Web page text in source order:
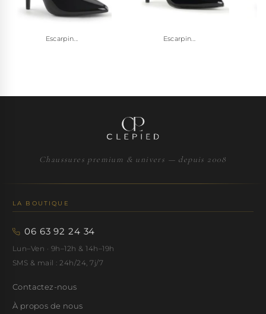
Escarpin... Escarpin...
Chaussures premium & univers — depuis 2008
LA BOUTIQUE
06 63 92 24 34
Lun–Ven · 9h–12h & 14h–19h
SMS & mail : 24h/24, 7j/7
Contactez-nous
À propos de nous